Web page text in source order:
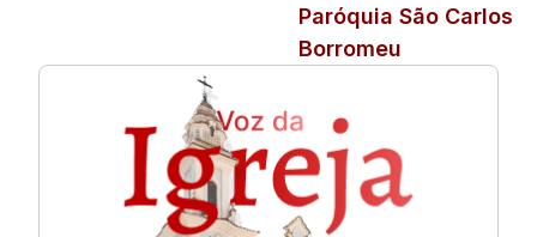
Paróquia São Carlos
Borromeu